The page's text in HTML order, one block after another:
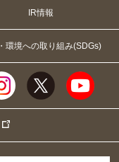
IR情報
環境への取り組み(SDGs)